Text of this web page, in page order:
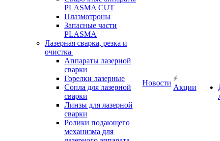
PLASMA CUT
Плазмотроны
Запасные части
PLASMA
Лазерная сварка, резка и
очистка
Аппараты лазерной
сварки
Горелки лазерные
Сопла для лазерной
сварки
Линзы для лазерной
сварки
Ролики подающего
механизма для
Новости
Акции